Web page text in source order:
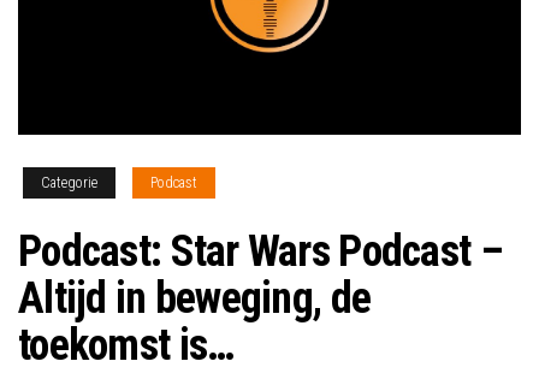
Categorie Podcast
Podcast: Star Wars Podcast –
Altijd in beweging, de
toekomst is…